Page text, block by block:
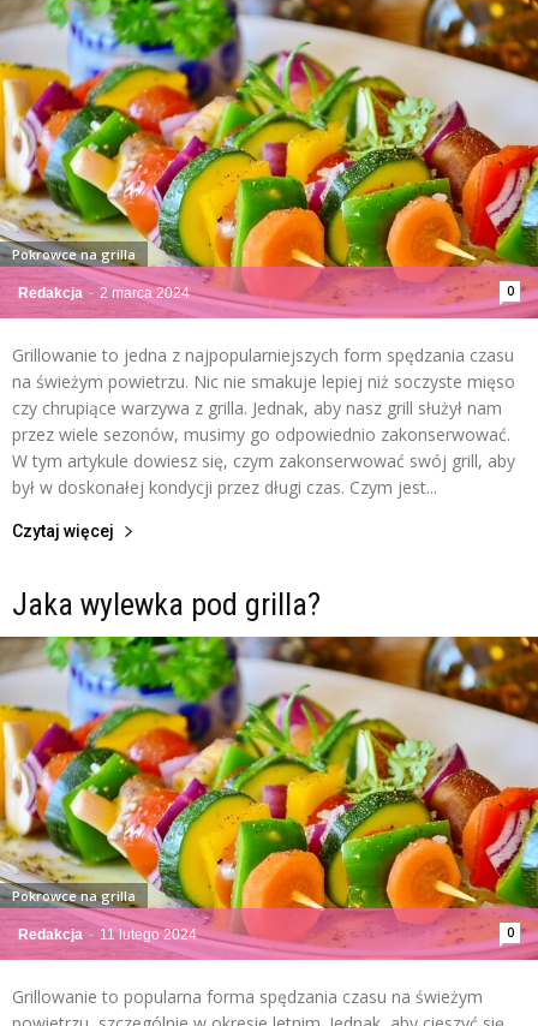
Redakcja - 2 marca 2024 0
Pokrowce na grilla
Grillowanie to jedna z najpopularniejszych form spędzania czasu
na świeżym powietrzu. Nic nie smakuje lepiej niż soczyste mięso
czy chrupiące warzywa z grilla. Jednak, aby nasz grill służył nam
przez wiele sezonów, musimy go odpowiednio zakonserwować.
W tym artykule dowiesz się, czym zakonserwować swój grill, aby
był w doskonałej kondycji przez długi czas. Czym jest...
Czytaj więcej
Jaka wylewka pod grilla?
Redakcja - 11 lutego 2024 0
Pokrowce na grilla
Grillowanie to popularna forma spędzania czasu na świeżym